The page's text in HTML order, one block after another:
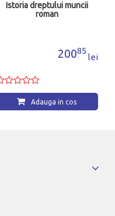
Istoria dreptului muncii
roman
20085
lei
Adauga in cos